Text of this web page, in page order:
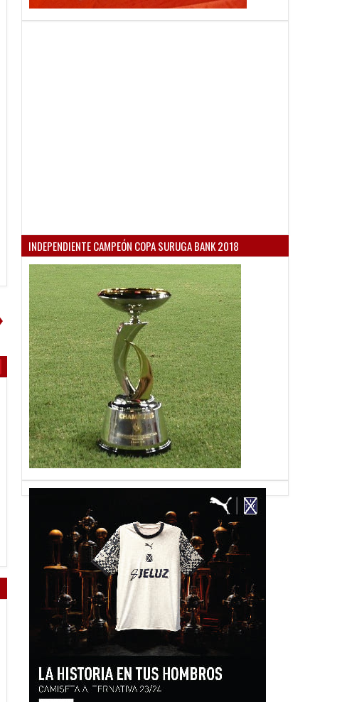
como una deuda no haber
vuelto a Independiente"
May
2024
Gaibor entrena en Guayaquil
22
Aug
2020
INDEPENDIENTE CAMPEÓN COPA SURUGA BANK 2018